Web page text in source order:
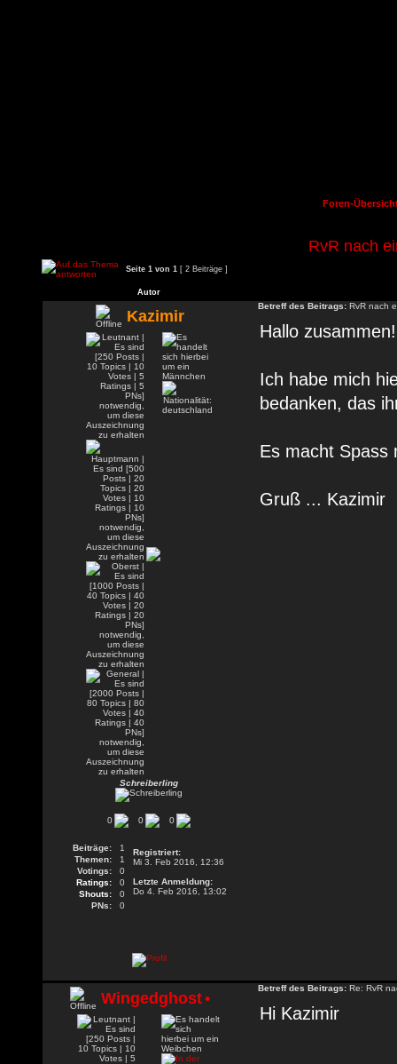
Foren-
RvR nach
Seite 1 von 1 [ 2 Beiträge ]
Autor
Kazimir
Schreiberling
0 0 0
Beiträge:
1
Themen:
1
Votings:
0
Ratings:
0
Shouts:
0
PNs:
0
Registriert:
Mi 3. Feb 2016, 12:36
Letzte Anmeldung:
Do 4. Feb 2016, 13:02
Betreff des Beitrags: RvR nach
Hallo zusammen!
Ich habe mich
bedanken, das
Es macht Spass
Gruß ... Kazimir
Wingedghost•
Betreff des Beitrags: Re: RvR
Hi Kazimir